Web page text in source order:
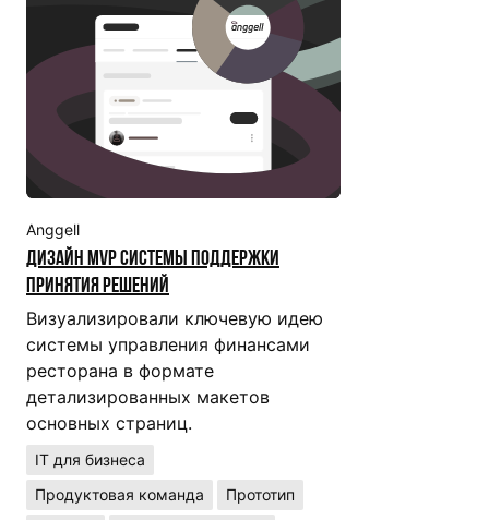
Anggell
Дизайн MVP системы поддержки
принятия решений
Визуализировали ключевую идею
системы управления финансами
ресторана в формате
детализированных макетов
основных страниц.
IT для бизнеса
Продуктовая команда
Прототип